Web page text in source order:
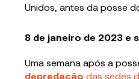
Unidos, antes da posse
8 de janeiro de 2023 e
Uma semana após a
depredação das sedes